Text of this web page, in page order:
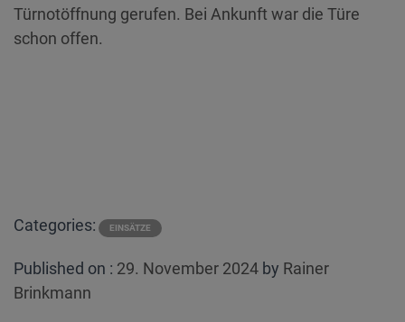
Türnotöffnung gerufen. Bei Ankunft war die Türe
schon offen.
Categories: EINSÄTZE
Published on : Posted
29. November 2024 by Rainer
Brinkmann